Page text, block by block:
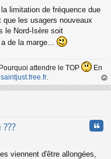
limitation de fréquence due
les usagers nouveaux
le Nord-Isère soit
de la marge...
attendre le TOP
En
au
viennent d'être allongées,